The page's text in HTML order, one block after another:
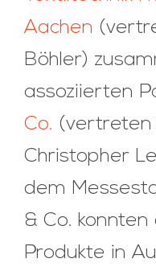
Aachen
Böhler)
assoziierten
Co. (vertreten
Christopher
dem
& Co.
Produkte in